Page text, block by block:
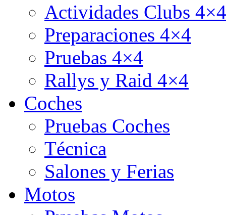
Actividades Clubs 4×4
Preparaciones 4×4
Pruebas 4×4
Rallys y Raid 4×4
Coches
Pruebas Coches
Técnica
Salones y Ferias
Motos